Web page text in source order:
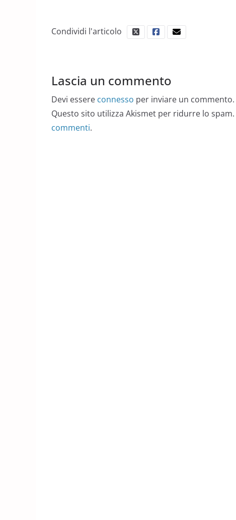
Condividi l'articolo
Lascia un commento
Devi essere connesso per inviare un commento.
Questo sito utilizza Akismet per ridurre lo spam.
commenti.